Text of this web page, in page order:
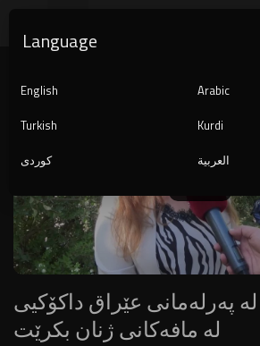
Player
پەرلەمانی عێراق داکۆکیی
لە مافەکانی ژنان بکرێت
Language
English
Arabic
Turkish
Kurdi
کوردی
العربية